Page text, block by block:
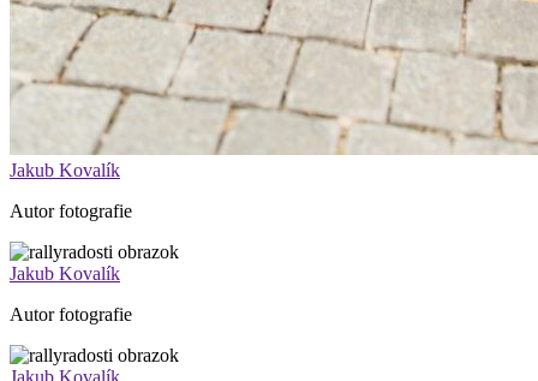
Jakub Kovalík
Autor fotografie
Jakub Kovalík
Autor fotografie
Jakub Kovalík